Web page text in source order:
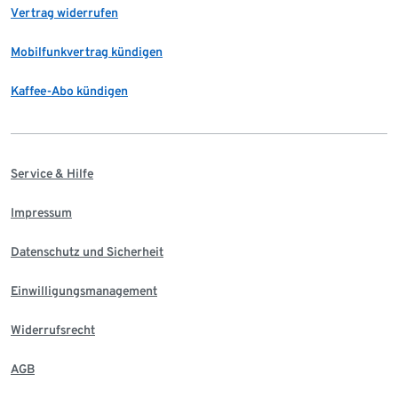
Vertrag widerrufen
Mobilfunkvertrag kündigen
Kaffee-Abo kündigen
Service & Hilfe
Impressum
Datenschutz und Sicherheit
Einwilligungsmanagement
Widerrufsrecht
AGB